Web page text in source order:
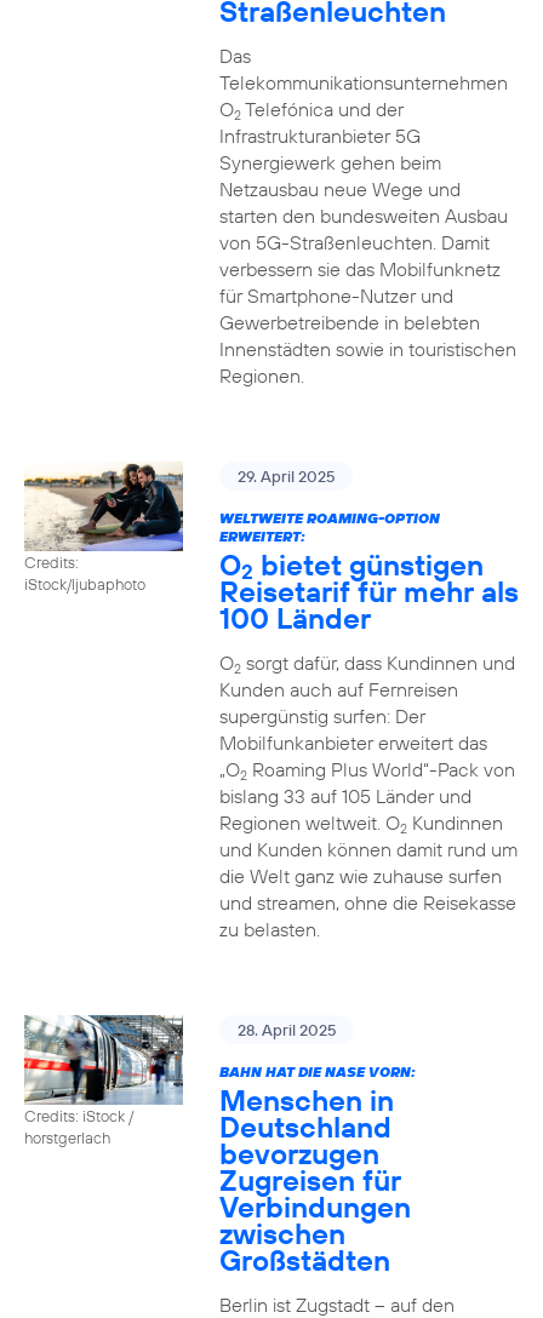
Straßenleuchten
Das
Telekommunikationsunternehmen
O2Telefónica und der
Infrastrukturanbieter 5G
Synergiewerk gehen beim
Netzausbau neue Wege und
starten den bundesweiten Ausbau
von 5G-Straßenleuchten. Damit
verbessern sie das Mobilfunknetz
für Smartphone-Nutzer und
Gewerbetreibende in belebten
Innenstädten sowie in touristischen
Regionen.
Credits:
iStock/ljubaphoto
29. April 2025
WELTWEITE ROAMING-OPTION
ERWEITERT:
O2 bietet günstigen
Reisetarif für mehr als
100 Länder
O2sorgt dafür, dass Kundinnen und
Kunden auch auf Fernreisen
supergünstig surfen: Der
Mobilfunkanbieter erweitert das
„O2Roaming Plus World“-Pack von
bislang 33 auf 105 Länder und
Regionen weltweit. O2Kundinnen
und Kunden können damit rund um
die Welt ganz wie zuhause surfen
und streamen, ohne die Reisekasse
zu belasten.
Credits: iStock /
horstgerlach
28. April 2025
BAHN HAT DIE NASE VORN:
Menschen in
Deutschland
bevorzugen
Zugreisen für
Verbindungen
zwischen
Großstädten
Berlin ist Zugstadt – auf den